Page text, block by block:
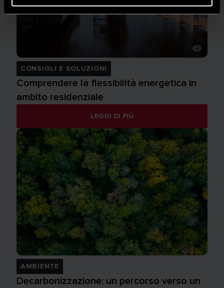
CONSIGLI E SOLUZIONI
Comprendere la flessibilità energetica in
ambito residenziale
LEGGI DI PIÙ
AMBIENTE
Decarbonizzazione: un percorso verso un